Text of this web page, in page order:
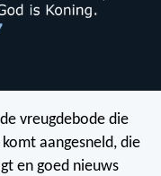
vreugdebode die
aangesneld, die
en goed nieuws